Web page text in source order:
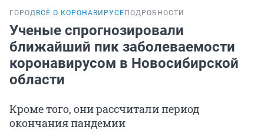
ГОРОД ВСЁ О КОРОНАВИРУСЕ ПОДРОБНОСТИ
Ученые спрогнозировали
ближайший пик заболеваемости
коронавирусом в Новосибирской
области
Кроме того, они рассчитали период
окончания пандемии